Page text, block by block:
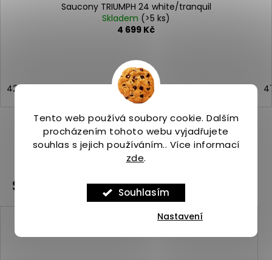
Tento web používá soubory cookie. Dalším
procházením tohoto webu vyjadřujete
souhlas s jejich používáním.. Více informací
zde.
Souhlasím
Nastavení
Saucony TRIUMPH 24 white/tranquil
Skladem (>5 ks)
4 699 Kč
42 44,5
ZOBRAZIT VŠECHNY PODOBNÉ PRODUKTY
Související produkty
Kód:ASP_00099859_5_1